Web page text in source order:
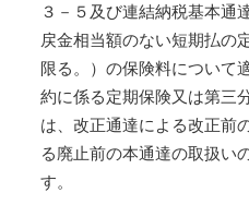
３－５及び連結納税基本通
戻金相当額のない短期払の
限る。）の保険料について
約に係る定期保険又は第三
は、改正通達による改正前
る廃止前の本通達の取扱い
す。